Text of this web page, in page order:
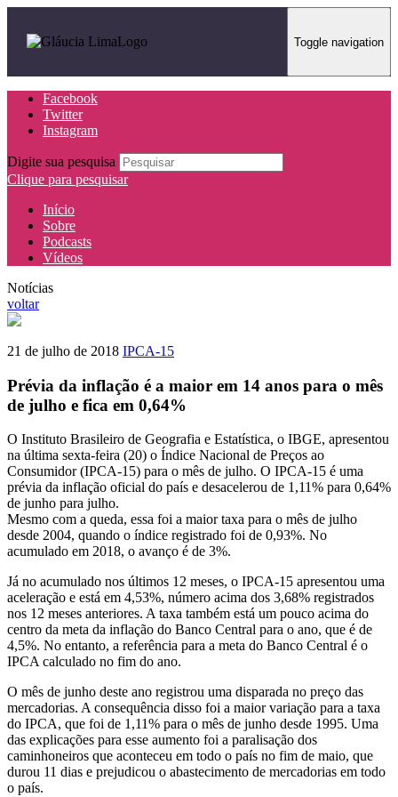
Toggle navigation
Facebook
Twitter
Instagram
Digite sua pesquisa
Clique para pesquisar
Início
Sobre
Podcasts
Vídeos
Notícias
voltar
21 de julho de 2018 IPCA-15
Prévia da inflação é a maior em 14 anos para o mês
de julho e fica em 0,64%
O Instituto Brasileiro de Geografia e Estatística, o IBGE, apresentou
na última sexta-feira (20) o Índice Nacional de Preços ao
Consumidor (IPCA-15) para o mês de julho. O IPCA-15 é uma
prévia da inflação oficial do país e desacelerou de 1,11% para 0,64%
de junho para julho.
Mesmo com a queda, essa foi a maior taxa para o mês de julho
desde 2004, quando o índice registrado foi de 0,93%. No
acumulado em 2018, o avanço é de 3%.
Já no acumulado nos últimos 12 meses, o IPCA-15 apresentou uma
aceleração e está em 4,53%, número acima dos 3,68% registrados
nos 12 meses anteriores. A taxa também está um pouco acima do
centro da meta da inflação do Banco Central para o ano, que é de
4,5%. No entanto, a referência para a meta do Banco Central é o
IPCA calculado no fim do ano.
O mês de junho deste ano registrou uma disparada no preço das
mercadorias. A consequência disso foi a maior variação para a taxa
do IPCA, que foi de 1,11% para o mês de junho desde 1995. Uma
das explicações para esse aumento foi a paralisação dos
caminhoneiros que aconteceu em todo o país no fim de maio, que
durou 11 dias e prejudicou o abastecimento de mercadorias em todo
o país.